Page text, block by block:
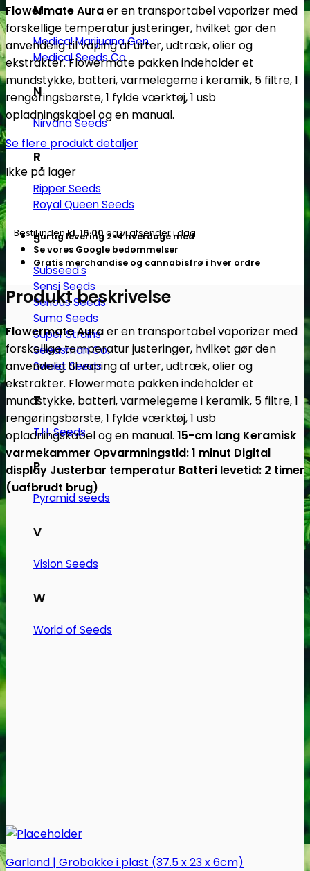
M
Medical Marijuana Gen.
Medical Seeds Co.
N
Nirvana Seeds
R
Ripper Seeds
Royal Queen Seeds
S
Subseed's
Sensi Seeds
Serious Seeds
Sumo Seeds
Super Strains
Seedsman Co.
Sweet Seeds
T
T.H. Seeds
P
Pyramid seeds
V
Vision Seeds
W
World of Seeds
Flowermate Auraer en transportabel vaporizer med
forskellige temperatur justeringer, hvilket gør den
anvendelig til vaping af urter, udtræk, olier og
ekstrakter. Flowermate pakken indeholder et
mundstykke, batteri, varmelegeme i keramik, 5 filtre, 1
rengøringsbørste, 1 fylde værktøj, 1 usb
opladningskabel og en manual.
Se flere produkt detaljer
Ikke på lager
Bestil indenkl. 16.00og vi afsender i dag
Hurtig levering 2-4 hverdage med
Se vores Google bedømmelser
Gratis merchandise og cannabisfrø i hver ordre
Produkt beskrivelse
Flowermate Auraer en transportabel vaporizer med
forskellige temperatur justeringer, hvilket gør den
anvendelig til vaping af urter, udtræk, olier og
ekstrakter. Flowermate pakken indeholder et
mundstykke, batteri, varmelegeme i keramik, 5 filtre, 1
rengøringsbørste, 1 fylde værktøj, 1 usb
opladningskabel og en manual. 15-cm lang Keramisk
varmekammer Opvarmningstid: 1 minut Digital
display Justerbar temperatur Batteri levetid: 2 timer
(uafbrudt brug)
Garland | Grobakke i plast (37.5 x 23 x 6cm)